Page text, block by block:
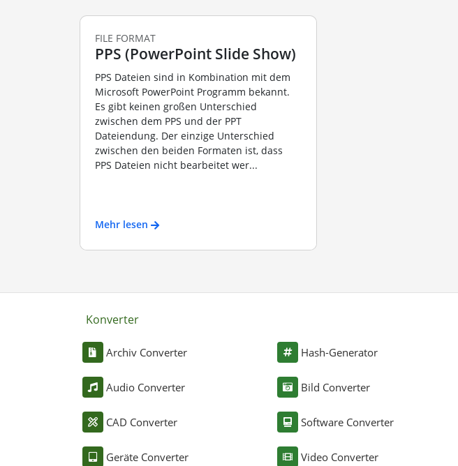
FILE FORMAT
PPS (PowerPoint Slide Show)
PPS Dateien sind in Kombination mit dem
Microsoft PowerPoint Programm bekannt.
Es gibt keinen großen Unterschied
zwischen dem PPS und der PPT
Dateiendung. Der einzige Unterschied
zwischen den beiden Formaten ist, dass
PPS Dateien nicht bearbeitet wer...
Mehr lesen
Konverter
Archiv Converter
Audio Converter
CAD Converter
Geräte Converter
Hash-Generator
Bild Converter
Software Converter
Video Converter